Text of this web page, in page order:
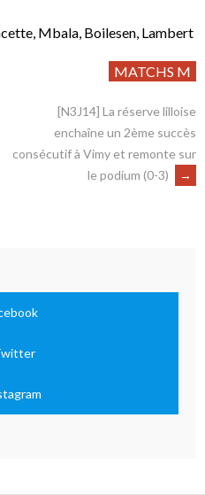
Mbala, Boilesen, Lambert
MATCHS M
[N3J14] La réserve lilloise
enchaîne un 2ème succès
consécutif à Vimy et remonte sur
le podium (0-3)
→